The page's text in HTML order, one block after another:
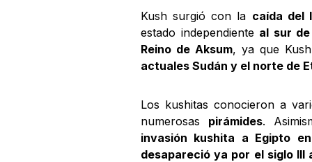
Kush surgió con la caída del
estado independiente al sur
Reino de Aksum, ya que
actuales Sudán y el norte de
Los kushitas conocieron a
numerosas pirámides.
invasión kushita a Egipto
desapareció ya por el siglo III